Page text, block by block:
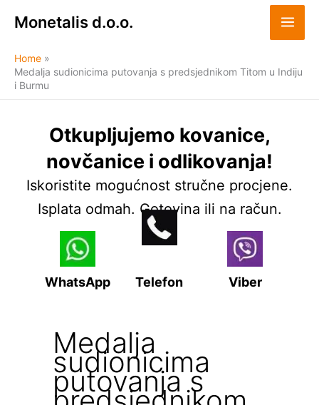
Monetalis d.o.o.
Home
Medalja sudionicima putovanja s predsjednikom Titom u Indiju
i Burmu
Otkupljujemo kovanice,
novčanice i odlikovanja!
Iskoristite mogućnost stručne procjene.
Isplata odmah. Gotovina ili na račun.
WhatsApp Viber
Telefon
Medalja
sudionicima
putovanja s